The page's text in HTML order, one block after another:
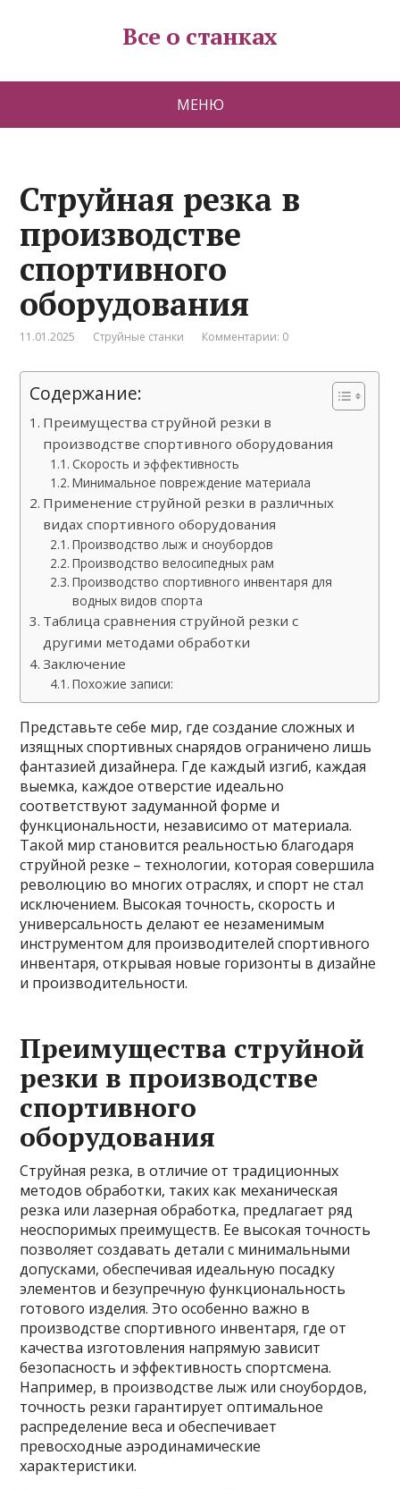
Все о станках
МЕНЮ
Струйная резка в
производстве
спортивного
оборудования
11.01.2025 Струйные станки Комментарии: 0
Содержание:
Преимущества струйной резки в
производстве спортивного оборудования
Скорость и эффективность
Минимальное повреждение материала
Применение струйной резки в различных
видах спортивного оборудования
Производство лыж и сноубордов
Производство велосипедных рам
Производство спортивного инвентаря для
водных видов спорта
Таблица сравнения струйной резки с
другими методами обработки
Заключение
Похожие записи:
Представьте себе мир, где создание сложных и
изящных спортивных снарядов ограничено лишь
фантазией дизайнера. Где каждый изгиб, каждая
выемка, каждое отверстие идеально
соответствуют задуманной форме и
функциональности, независимо от материала.
Такой мир становится реальностью благодаря
струйной резке – технологии, которая совершила
революцию во многих отраслях, и спорт не стал
исключением. Высокая точность, скорость и
универсальность делают ее незаменимым
инструментом для производителей спортивного
инвентаря, открывая новые горизонты в дизайне
и производительности.
Преимущества струйной
резки в производстве
спортивного
оборудования
Струйная резка, в отличие от традиционных
методов обработки, таких как механическая
резка или лазерная обработка, предлагает ряд
неоспоримых преимуществ. Ее высокая точность
позволяет создавать детали с минимальными
допусками, обеспечивая идеальную посадку
элементов и безупречную функциональность
готового изделия. Это особенно важно в
производстве спортивного инвентаря, где от
качества изготовления напрямую зависит
безопасность и эффективность спортсмена.
Например, в производстве лыж или сноубордов,
точность резки гарантирует оптимальное
распределение веса и обеспечивает
превосходные аэродинамические
характеристики.